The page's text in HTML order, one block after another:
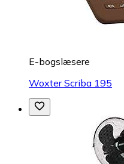
E-bogslæsere
Woxter Scriba 195